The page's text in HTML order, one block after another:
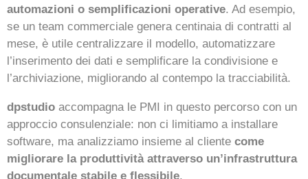
automazioni o semplificazioni operative. Ad esempio,
se un team commerciale genera centinaia di contratti al
mese, è utile centralizzare il modello, automatizzare
l’inserimento dei dati e semplificare la condivisione e
l’archiviazione, migliorando al contempo la tracciabilità.
dpstudio accompagna le PMI in questo percorso con un
approccio consulenziale: non ci limitiamo a installare
software, ma analizziamo insieme al cliente come
migliorare la produttività attraverso un’infrastruttura
documentale stabile e flessibile.